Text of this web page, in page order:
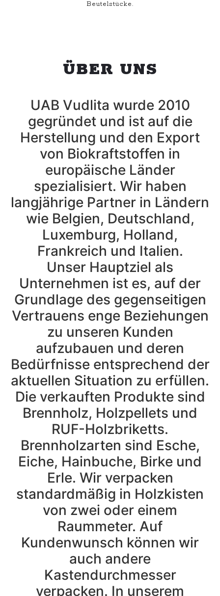
Beutelstücke.
ÜBER UNS
UAB Vudlita wurde 2010
gegründet und ist auf die
Herstellung und den Export
von Biokraftstoffen in
europäische Länder
spezialisiert. Wir haben
langjährige Partner in Ländern
wie Belgien, Deutschland,
Luxemburg, Holland,
Frankreich und Italien.
Unser Hauptziel als
Unternehmen ist es, auf der
Grundlage des gegenseitigen
Vertrauens enge Beziehungen
zu unseren Kunden
aufzubauen und deren
Bedürfnisse entsprechend der
aktuellen Situation zu erfüllen.
Die verkauften Produkte sind
Brennholz, Holzpellets und
RUF-Holzbriketts.
Brennholzarten sind Esche,
Eiche, Hainbuche, Birke und
Erle. Wir verpacken
standardmäßig in Holzkisten
von zwei oder einem
Raummeter. Auf
Kundenwunsch können wir
auch andere
Kastendurchmesser
verpacken. In unserem